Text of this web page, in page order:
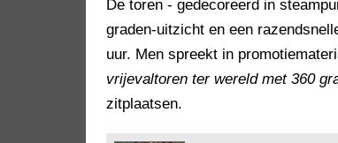
De toren - gedecoreerd in
graden-uitzicht en een
uur. Men spreekt in
vrijevaltoren ter wereld met 360
zitplaatsen.